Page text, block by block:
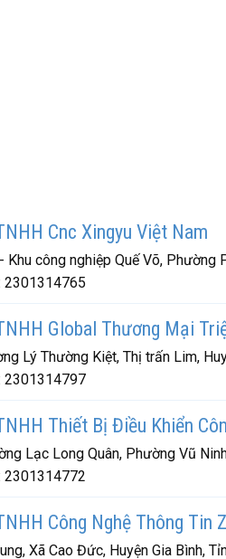
Cnc Xingyu Việt Nam
Khu công nghiệp Quế Võ, Phường
2301314765
Global Thương Mại
Lý Thường Kiệt, Thị trấn Lim,
2301314797
Thiết Bị Điều Khiển
Lạc Long Quân, Phường Vũ
2301314772
Công Nghệ Thông Tin
Xã Cao Đức, Huyện Gia Bình,